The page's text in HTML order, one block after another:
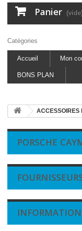
Panier
Catégories
Accueil Mon
BONS PLAN
ACCESSOIRES
PORSCHE
INFORMATION